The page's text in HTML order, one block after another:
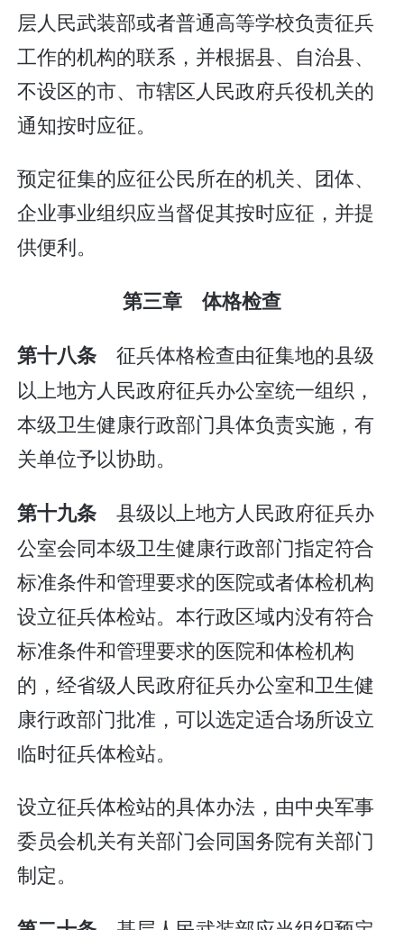
层人民武装部或者普通高等学校负责征兵
工作的机构的联系，并根据县、自治县、
不设区的市、市辖区人民政府兵役机关的
通知按时应征。
预定征集的应征公民所在的机关、团体、
企业事业组织应当督促其按时应征，并提
供便利。
第三章 体格检查
第十八条 征兵体格检查由征集地的县级
以上地方人民政府征兵办公室统一组织，
本级卫生健康行政部门具体负责实施，有
关单位予以协助。
第十九条 县级以上地方人民政府征兵办
公室会同本级卫生健康行政部门指定符合
标准条件和管理要求的医院或者体检机构
设立征兵体检站。本行政区域内没有符合
标准条件和管理要求的医院和体检机构
的，经省级人民政府征兵办公室和卫生健
康行政部门批准，可以选定适合场所设立
临时征兵体检站。
设立征兵体检站的具体办法，由中央军事
委员会机关有关部门会同国务院有关部门
制定。